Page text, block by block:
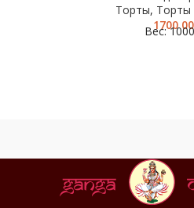
Торты, Торты
Вес:
МЕНЮ